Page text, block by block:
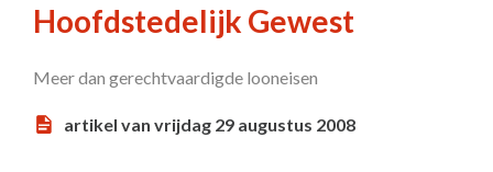
Hoofdstedelijk Gewest
Meer dan gerechtvaardigde looneisen
artikel van vrijdag 29 augustus 2008